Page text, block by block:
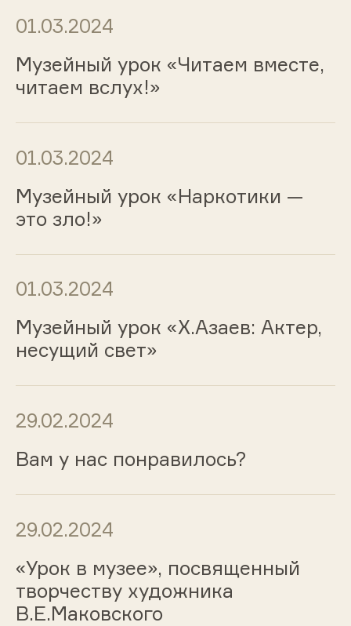
01.03.2024
Музейный урок «Читаем вместе,
читаем вслух!»
01.03.2024
Музейный урок «Наркотики —
это зло!»
01.03.2024
Музейный урок «Х.Азаев: Актер,
несущий свет»
29.02.2024
Вам у нас понравилось?
29.02.2024
«Урок в музее», посвященный
творчеству художника
В.Е.Маковского